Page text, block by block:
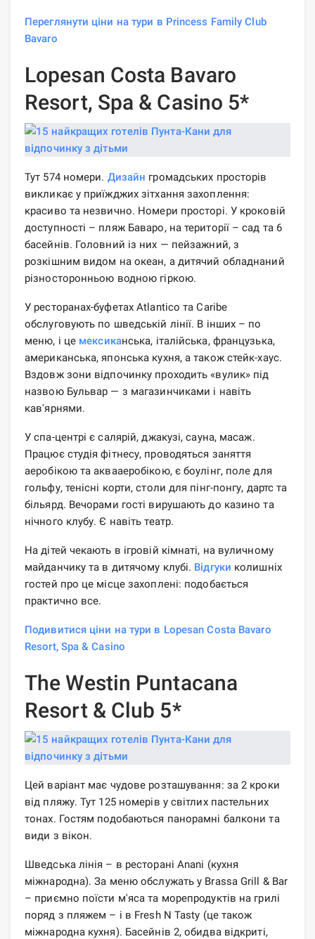
Переглянути ціни на тури в Princess Family Club
Bavaro
Lopesan Costa Bavaro
Resort, Spa & Casino 5*
Тут 574 номери. Дизайн громадських просторів
викликає у приїжджих зітхання захоплення:
красиво та незвично. Номери просторі. У кроковій
доступності – пляж Баваро, на території – сад та 6
басейнів. Головний із них — пейзажний, з
розкішним видом на океан, а дитячий обладнаний
різносторонньою водною гіркою.
У ресторанах-буфетах Atlantico та Caribe
обслуговують по шведській лінії. В інших – по
меню, і це мексиканська, італійська, французька,
американська, японська кухня, а також стейк-хаус.
Вздовж зони відпочинку проходить «вулик» під
назвою Бульвар — з магазинчиками і навіть
кав'ярнями.
У спа-центрі є салярій, джакузі, сауна, масаж.
Працює студія фітнесу, проводяться заняття
аеробікою та аквааеробікою, є боулінг, поле для
гольфу, тенісні корти, столи для пінг-понгу, дартс та
більярд. Вечорами гості вирушають до казино та
нічного клубу. Є навіть театр.
На дітей чекають в ігровій кімнаті, на вуличному
майданчику та в дитячому клубі. Відгуки колишніх
гостей про це місце захоплені: подобається
практично все.
Подивитися ціни на тури в Lopesan Costa Bavaro
Resort, Spa & Casino
The Westin Puntacana
Resort & Club 5*
Цей варіант має чудове розташування: за 2 кроки
від пляжу. Тут 125 номерів у світлих пастельних
тонах. Гостям подобаються панорамні балкони та
види з вікон.
Шведська лінія – в ресторані Anani (кухня
міжнародна). За меню обслужать у Brassa Grill & Bar
– приємно поїсти м'яса та морепродуктів на грилі
поряд з пляжем – і в Fresh N Tasty (це також
міжнародна кухня). Басейнів 2, обидва відкриті,